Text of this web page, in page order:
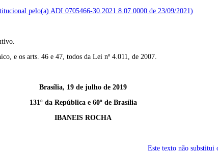
pelo(a) ADI 0705466-30.2021.8.07.0000 de 23/09/2021)
e os arts. 46 e 47, todos da Lei nº 4.011, de 2007.
Brasília, 19 de julho de 2019
131º da República e 60º de Brasília
IBANEIS ROCHA
Este texto não substitui